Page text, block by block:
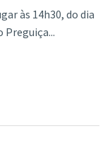
às 14h30, do dia
Preguiça...